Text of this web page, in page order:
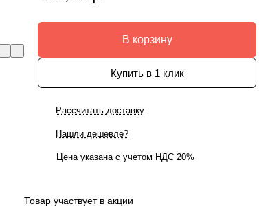
В корзину
Купить в 1 клик
Рассчитать доставку
Нашли дешевле?
Цена указана с учетом НДС 20%
Товар участвует в акции